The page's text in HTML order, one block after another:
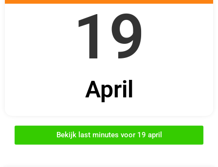
19
April
Bekijk last minutes voor 19 april